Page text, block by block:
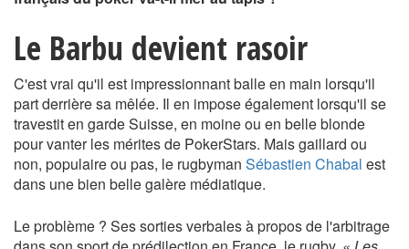
Le Barbu devient rasoir
C'est vrai qu'il est impressionnant balle en main lorsqu'il
part derrière sa mêlée. Il en impose également lorsqu'il se
travestit en garde Suisse, en moine ou en belle blonde
pour vanter les mérites de PokerStars. Mais gaillard ou
non, populaire ou pas, le rugbyman Sébastien Chabal est
dans une bien belle galère médiatique.
Le problème ? Ses sorties verbales à propos de l'arbitrage